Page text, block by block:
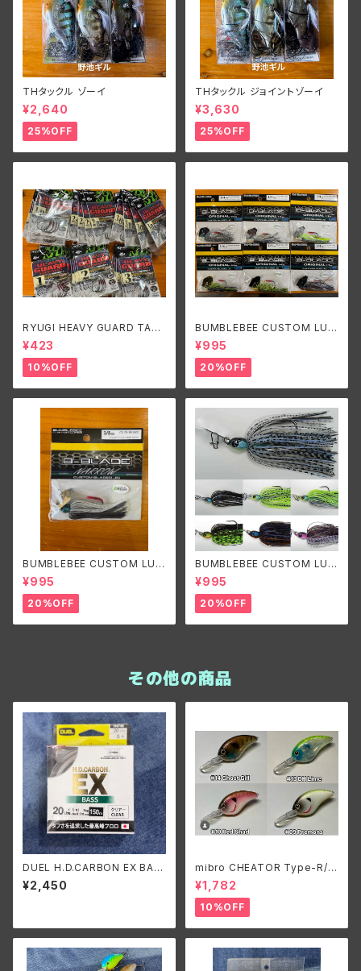
THタックル ゾーイ
¥2,640
25%OFF
THタックル ジョイントゾーイ
¥3,630
25%OFF
RYUGI HEAVY GUARD TALI
SMAN/リューギ ヘビーガードタ
リズマン
¥423
10%OFF
BUMBLEBEE CUSTOM LUR
ES B-BLADE ORIGINAL 1/4
oz/バンブルビーカスタムルアー
ズ ビーブレードオリジナル1/4o
z
¥995
20%OFF
BUMBLEBEE CUSTOM LUR
ES B-BLADE NARROW 3/8o
z バンブルビーカスタムルアーズ
ビーブレードナロー 3/8oz
¥995
20%OFF
BUMBLEBEE CUSTOM LUR
ES B-BLADE ORIGINAL 3/8
oz/ バンブルビーカスタムルア
ーズ ビーブレードオリジナル3/
8oz
¥995
20%OFF
その他の商品
DUEL H.D.CARBON EX BAS
S 20Lbs./デュエル HDカーボ
¥2,450
mibro CHEATOR Type-R/ミ
ブロ チーター タイプR
¥1,782
10%OFF